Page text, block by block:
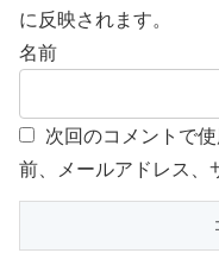
に反映されます。
名前
次回のコメントで
前、メールアドレス、